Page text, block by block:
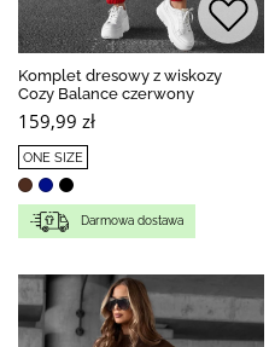
Komplet dresowy z wiskozy
Cozy Balance czerwony
159,99 zł
ONE SIZE
Darmowa dostawa